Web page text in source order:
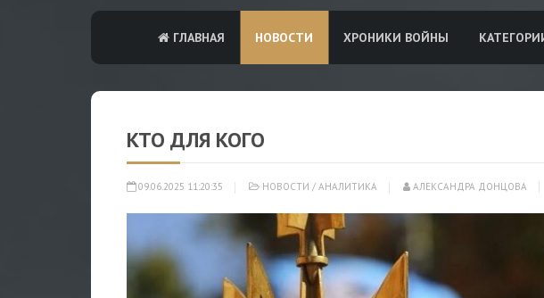
ГЛАВНАЯ НОВОСТИ ХРОНИКИ ВОЙНЫ
КТО ДЛЯ КОГО
09.06.2025 11:20:35 НОВОСТИ / АНАЛИТИКА АЛЕКСАНДРА ДОНЦОВА